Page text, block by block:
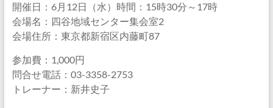
開催日：6月12日（水）時間：15時30分～17時
会場名：四谷地域センター集会室2
会場住所：東京都新宿区内藤町87
参加費：1,000円
問合せ電話：03-3358-2753
トレーナー：新井史子